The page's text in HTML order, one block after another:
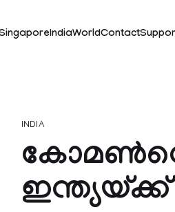
IndiaWorldContact
INDIA